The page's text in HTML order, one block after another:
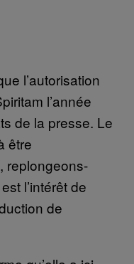
l’autorisation
l’année
de la presse. Le
être
replongeons-
l’intérêt de
de